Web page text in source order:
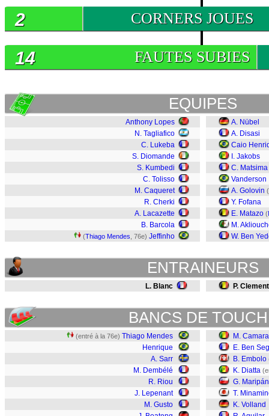
CORNERS JOUES
2
FAUTES SUBIES
14
EQUIPES
Anthony Lopes
N. Tagliafico
C. Lukeba
S. Diomande
S. Kumbedi
C. Tolisso
M. Caqueret
R. Cherki
A. Lacazette
B. Barcola
(Thiago Mendes , 76e) Jeffinho
A. Nübel
A. Disasi
Caio
I. Jakobs
C. Matsima
Vanderson
A. Golovin (
Y. Fofana
E. Matazo (
M.
W. Ben
ENTRAINEURS
L. Blanc P. Clement
BANCS DE
(entré à la 76e) Thiago Mendes
Henrique
A. Sarr
M. Dembélé
R. Riou
J. Lepenant
M. Gusto
M. Camara
E. Ben
B. Embolo
K. Diatta
G. Maripán
T.
K. Volland